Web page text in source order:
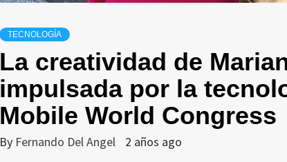
TECNOLOGÍA
La creatividad de
impulsada por la
Mobile World Congress
By Fernando Del Angel 2 años ago